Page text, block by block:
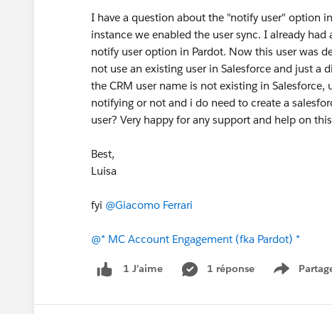
I have a question about the "notify user" option
instance we enabled the user sync. I already
notify user option in Pardot. Now this user was
not use an existing user in Salesforce and just a
the CRM user name is not existing in
notifying or not and i do need to create a
user? Very happy for any support and help on
Best,
Luisa
fyi @Giacomo Ferrari
@* MC Account Engagement (fka Pardot) *
1 J’aime 1 réponse
Show